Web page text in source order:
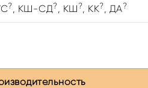
?, КШ-СД?, КШ ?, КК?, ДА?